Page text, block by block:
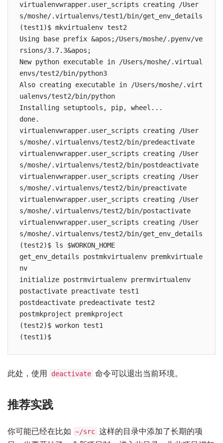
virtualenvwrapper.user_scripts creating /User
s/moshe/.virtualenvs/test1/bin/get_env_details
(test1)$ mkvirtualenv test2
Using base prefix &apos;/Users/moshe/.pyenv/ve
rsions/3.7.3&apos;
New python executable in /Users/moshe/.virtual
envs/test2/bin/python3
Also creating executable in /Users/moshe/.virt
ualenvs/test2/bin/python
Installing setuptools, pip, wheel...
done.
virtualenvwrapper.user_scripts creating /User
s/moshe/.virtualenvs/test2/bin/predeactivate
virtualenvwrapper.user_scripts creating /User
s/moshe/.virtualenvs/test2/bin/postdeactivate
virtualenvwrapper.user_scripts creating /User
s/moshe/.virtualenvs/test2/bin/preactivate
virtualenvwrapper.user_scripts creating /User
s/moshe/.virtualenvs/test2/bin/postactivate
virtualenvwrapper.user_scripts creating /User
s/moshe/.virtualenvs/test2/bin/get_env_details
(test2)$ ls $WORKON_HOME
get_env_details postmkvirtualenv premkvirtuale
nv
initialize postrmvirtualenv prermvirtualenv
postactivate preactivate test1
postdeactivate predeactivate test2
postmkproject premkproject
(test2)$ workon test1
(test1)$
此处，使用 deactivate 命令可以退出当前环境。
推荐实践
你可能已经在比如 ~/src 这样的目录中添加了长期的项